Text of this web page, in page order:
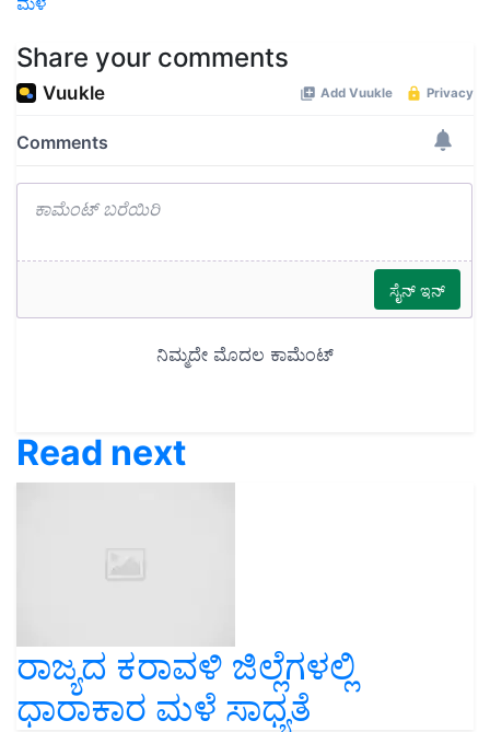
Share your comments
Read next
ರಾಜ್ಯದ ಕರಾವಳಿ ಜಿಲ್ಲೆಗಳಲ್ಲಿ
ಧಾರಾಕಾರ ಮಳೆ ಸಾಧ್ಯತೆ